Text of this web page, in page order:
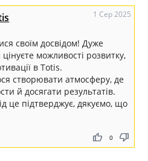
1 Сер 2025
своїм досвідом! Дуже
можливості розвитку,
в Totis.
створювати атмосферу, де
й досягати результатів.
це підтверджує, дякуємо, що
thumb_up thumb_down
0